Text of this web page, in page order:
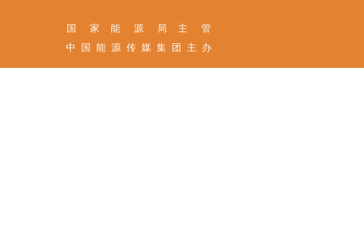
国 家 能 源 局 主 管
中 国 能 源 传 媒 集 团 主 办